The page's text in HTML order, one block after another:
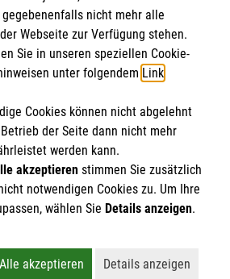
0001 2706 88
uns
76
Bissingen
e.V. ist als eingetragene
nicht mehr alle
Webseite zur Verfügung stehen.
Sie in unseren speziellen Cookie-
unter folgendem Link.
Cookies können nicht abgelehnt
der Seite dann nicht mehr
werden kann.
akzeptierenstimmen Sie zusätzlich
notwendigen Cookies zu. Um Ihre
wählen Sie Details anzeigen.
Alle akzeptieren
Details anzeigen